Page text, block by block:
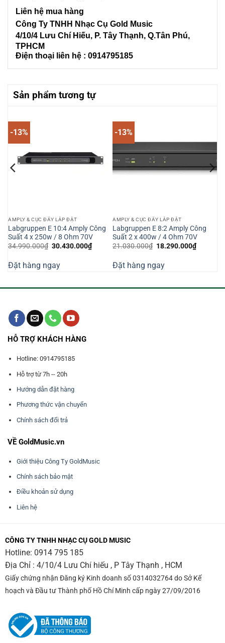
Liên hệ mua hàng
Công Ty TNHH Nhạc Cụ Gold Music
4/10/4 Lưu Chí Hiếu, P. Tây Thạnh, Q.Tân Phú,
TPHCM
Điện thoại liên hệ : 0914795185
Sản phẩm tương tự
-13%
AMPLY & CỤC ĐẨY LẮP ĐẶT
Labgruppen E 10:4 Amply Công
Suất 4 x 250w / 8 Ohm 70V
34.990.000₫ Giá
34.990.000₫.
30.430.000₫Giá
hiện
30.430.000₫.
Đặt hàng ngay
-13%
AMPLY & CỤC ĐẨY LẮP ĐẶT
Labgruppen E 8:2 Amply Công
Suất 2 x 400w / 4 Ohm 70V
21.030.000₫ Giá
21.030.000₫.
18.290.000₫Giá
hiện
Đặt hàng ngay
HỖ TRỢ KHÁCH HÀNG
Hotline: 0914795185
Hỗ trợ từ 7h -- 20h
Hướng dẫn đặt hàng
Phương thức vận chuyển
Chính sách đổi trả
VỀ GoldMusic.vn
Giới thiệu Công Ty GoldMusic
Chính sách bảo mật
Điều khoản sử dụng
Liên hệ
CÔNG TY TNHH NHẠC CỤ GOLD MUSIC
Hotline: 0914 795 185
Địa Chỉ : 4/10/4 Lưu Chí hiếu , P Tây Thạnh , HCM
Giấy chứng nhận Đăng ký Kinh doanh số 0314032764 do Sở Kế
hoạch và Đầu tư Thành phố Hồ Chí Minh cấp ngày 27/09/2016